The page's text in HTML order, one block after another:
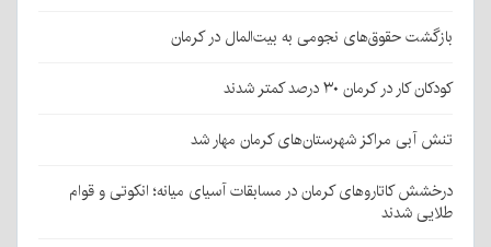
بازگشت حقوق‌های نجومی به بیت‌المال در کرمان
کودکان کار در کرمان ۳۰ درصد کمتر شدند
تنش آبی مراکز شهرستان‌های کرمان مهار شد
درخشش کاتاروهای کرمان در مسابقات آسیای میانه؛ انکوتی و قوام
طلایی شدند